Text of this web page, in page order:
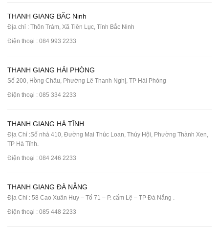
THANH GIANG BẮC Ninh
Địa chỉ : Thôn Trám, Xã Tiên Lục, Tỉnh Bắc Ninh
Điện thoại : 084 993 2233
THANH GIANG HẢI PHÒNG
Số 200, Hồng Châu, Phường Lê Thanh Nghị, TP Hải Phòng
Điện thoại : 085 334 2233
THANH GIANG HÀ TĨNH
Địa Chỉ :Số nhà 410, Đường Mai Thúc Loan, Thúy Hội, Phường Thành Xen,
TP Hà Tĩnh.
Điện thoại : 084 246 2233
THANH GIANG ĐÀ NẴNG
Địa Chỉ : 58 Cao Xuân Huy – Tổ 71 – P. cẩm Lệ – TP Đà Nẵng .
Điện thoại : 085 448 2233